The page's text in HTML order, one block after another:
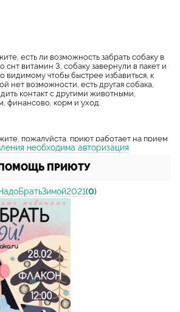
необходима авторизация
ПОМОЩЬ ПРИЮТУ
(0)